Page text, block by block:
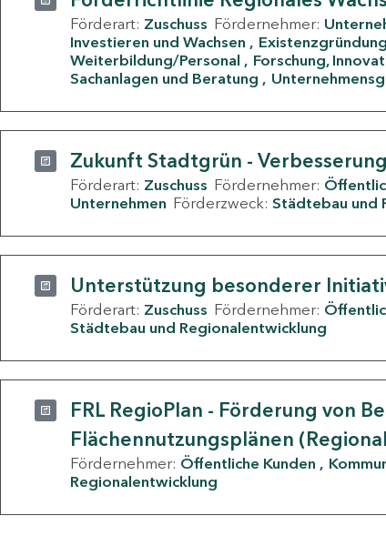
Förderart: Zuschuss Fördernehmer:
Investieren und Wachsen
Existenzgründung
Weiterbildung/Personal
Forschung,
Sachanlagen und Beratung
Zukunft Stadtgrün -
Förderart: Zuschuss Fördernehmer:
Unternehmen Förderzweck: Städtebau und
Unterstützung besonderer
Förderart: Zuschuss Fördernehmer:
Städtebau und Regionalentwicklung
FRL RegioPlan - Förderung von
Flächennutzungsplänen
Fördernehmer: Öffentliche Kunden
Regionalentwicklung